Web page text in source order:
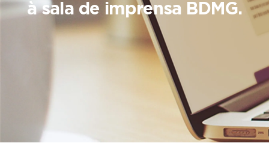
à sala de imprensa BDMG.